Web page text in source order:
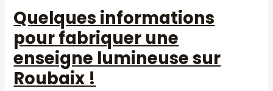
Quelques informations
pour fabriquer une
enseigne lumineuse sur
Roubaix !